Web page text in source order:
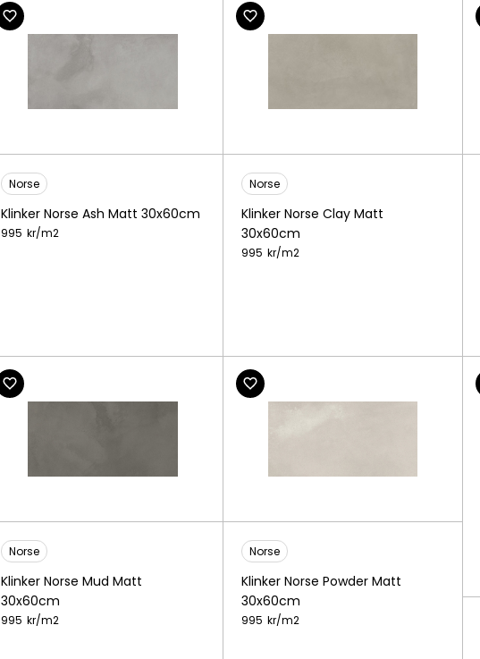
Norse
Klinker Norse Ash Matt 30x60cm
995 kr/m2
Norse
Klinker Norse Clay Matt
30x60cm
995 kr/m2
Norse
Klinker Norse Mud Matt
30x60cm
995 kr/m2
Norse
Klinker Norse Powder Matt
30x60cm
995 kr/m2